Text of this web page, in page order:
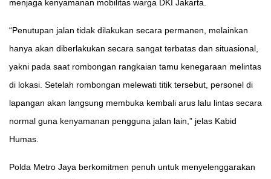
menjaga kenyamanan mobilitas warga DKI Jakarta.
“Penutupan jalan tidak dilakukan secara permanen, melainkan
hanya akan diberlakukan secara sangat terbatas dan situasional,
yakni pada saat rombongan rangkaian tamu kenegaraan melintas
di lokasi. Setelah rombongan melewati titik tersebut, personel di
lapangan akan langsung membuka kembali arus lalu lintas secara
normal guna kenyamanan pengguna jalan lain,” jelas Kabid
Humas.
Polda Metro Jaya berkomitmen penuh untuk menyelenggarakan